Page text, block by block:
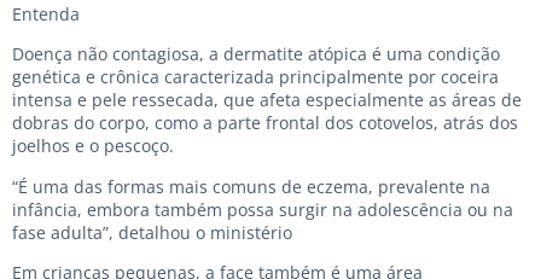
Entenda
Doença não contagiosa, a dermatite atópica é uma condição
genética e crônica caracterizada principalmente por coceira
intensa e pele ressecada, que afeta especialmente as áreas de
dobras do corpo, como a parte frontal dos cotovelos, atrás dos
joelhos e o pescoço.
“É uma das formas mais comuns de eczema, prevalente na
infância, embora também possa surgir na adolescência ou na
fase adulta”, detalhou o ministério
Em crianças pequenas, a face também é uma área